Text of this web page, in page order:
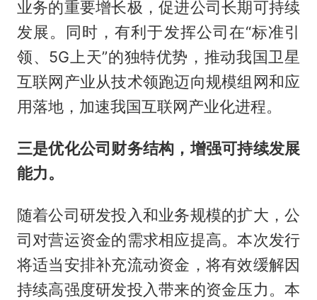
业务的重要增长极，促进公司长期可持续
发展。同时，有利于发挥公司在“标准引
领、5G上天”的独特优势，推动我国卫星
互联网产业从技术领跑迈向规模组网和应
用落地，加速我国互联网产业化进程。
三是优化公司财务结构，增强可持续发展
能力。
随着公司研发投入和业务规模的扩大，公
司对营运资金的需求相应提高。本次发行
将适当安排补充流动资金，将有效缓解因
持续高强度研发投入带来的资金压力。本